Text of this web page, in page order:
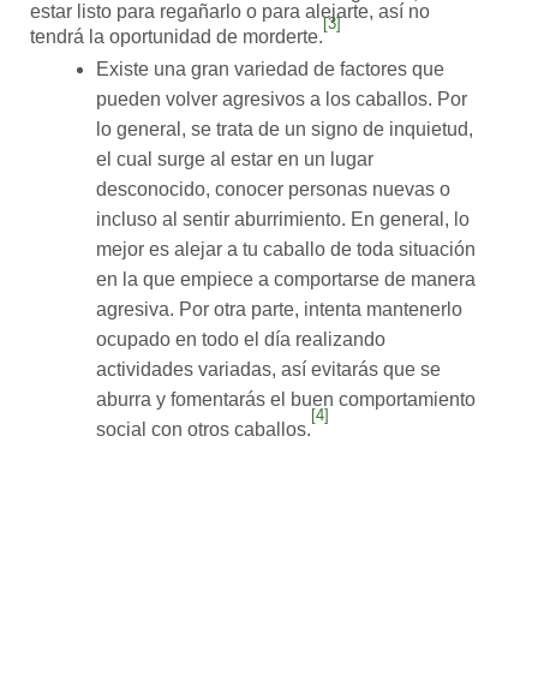
estar listo para regañarlo o para alejarte, así no
tendrá la oportunidad de morderte.
[3]
Existe una gran variedad de factores que
pueden volver agresivos a los caballos. Por
lo general, se trata de un signo de inquietud,
el cual surge al estar en un lugar
desconocido, conocer personas nuevas o
incluso al sentir aburrimiento. En general, lo
mejor es alejar a tu caballo de toda situación
en la que empiece a comportarse de manera
agresiva. Por otra parte, intenta mantenerlo
ocupado en todo el día realizando
actividades variadas, así evitarás que se
aburra y fomentarás el buen comportamiento
social con otros caballos.
[4]